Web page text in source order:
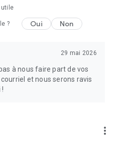
progrès s'affiche, et le tracker
médicaux professionnels.
se fait à vos propres risques.
des blessures ou des
de votre utilisation de
recommandations générales
à tout le monde. Arrêtez
pendant un entraînement.
utile
? Oui Non
29 mai 2026
à nous faire part de vos
et nous serons ravis
more_vert